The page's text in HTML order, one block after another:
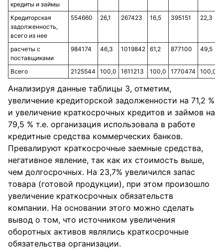
кредиты и займы
Кредиторская
задолженность,
всего из нее
554660 26,1 267423 16,5 395151 22,3
расчеты с
поставщиками
984174 46,3 1019842 61,2 877100 49,5
Всего
2125544 100,0 1611213 100,0 1770474 100,0
Анализируя данные таблицы 3, отметим,
увеличение кредиторской задолженности на 71,2 %
и увеличение краткосрочных кредитов и займов на
79,5 % т.е. организация использовала в работе
кредитные средства коммерческих банков.
Превалируют краткосрочные заемные средства,
негативное явление, так как их стоимость выше,
чем долгосрочных. На 23,7% увеличился запас
товара (готовой продукции), при этом произошло
увеличение краткосрочных обязательств
компании. На основании этого можно сделать
вывод о том, что источником увеличения
оборотных активов являлись краткосрочные
обязательства организации.